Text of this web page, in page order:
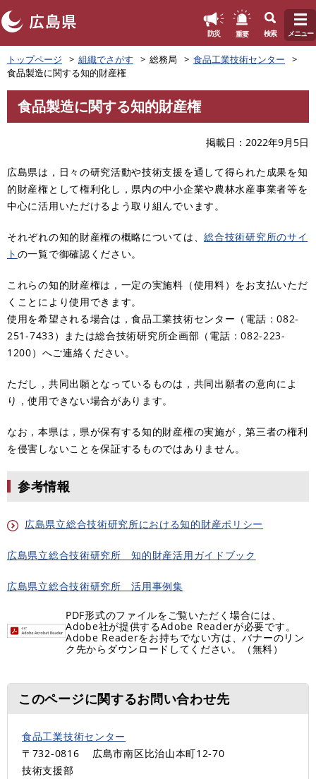
ペ
ー
ジ
の
頭
。
防災 重要 検索 メニュー
トップページ 組織でさがす 総務局
食品工業技術センター
食品製造に関する知的財産権
文
食品製造に関する知的財産権
掲載日 2022年9月5日
広島県は，日々の研究活動や技術支援を通して得られた成果を知
的財産権として権利化し，県内の中小企業や農林水産事業者等を
中心に活用いただけるよう取り組んでいます。
それぞれの知的財産権の概略については、総合技術研究所のサイ
ト の一覧で御確認ください。
これらの知的財産権は，一定の実施料（使用料）をお支払いただ
くことにより使用できます。
使用を希望される場合は，食品工業技術センター（電話：082-
251-7433）または総合技術研究所企画部（電話：082-223-
1200）へご連絡ください。
ただし，共同出願となっているものは，共同出願者の意向によ
り，使用できない場合があります。
なお，本県は，県が保有する知的財産権の実施が，第三者の権利
を侵害しないことを保証するものではありません。
参考情報
広島県立総合技術研究所における知的財産ポリシー
広島県立総合技術研究所 知的財産活用ガイドブック
広島県立総合技術研究所 活用事例集
PDF形式のファイルをご覧いただく場合には、
Adobe社が提供するAdobe Readerが必要です。
Adobe Readerをお持ちでない方は、バナーのリン
ク先からダウンロードしてください。（無料）
このページに関するお問い合わせ先
食品工業技術センター
〒732-0816
広島市南区比治山本町12-70
技術支援部